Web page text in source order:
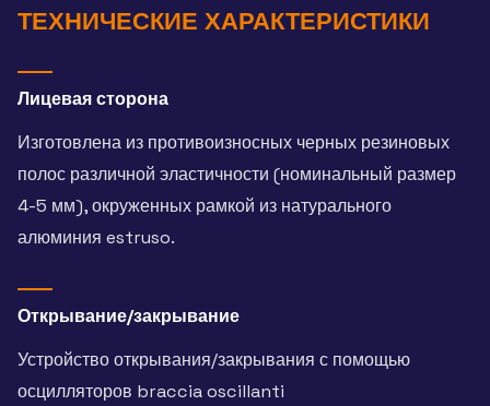
ТЕХНИЧЕСКИЕ ХАРАКТЕРИСТИКИ
Лицевая сторона
Изготовлена из противоизносных черных резиновых
полос различной эластичности (номинальный размер
4-5 мм), окруженных рамкой из натурального
алюминия estruso.
Открывание/закрывание
Устройство открывания/закрывания с помощью
осцилляторов braccia oscillanti